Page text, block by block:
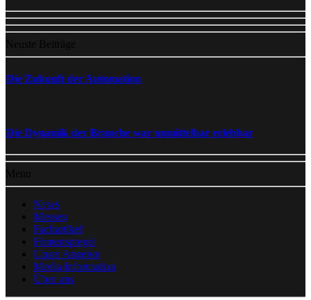
Neuste Beiträge
Die Zukunft der Automation
Die Dynamik der Branche war unmittelbar erlebbar
Menu
News
Messen
Fachartikel
Firmenspiegel
Unser Angebot
Media Information
Über uns